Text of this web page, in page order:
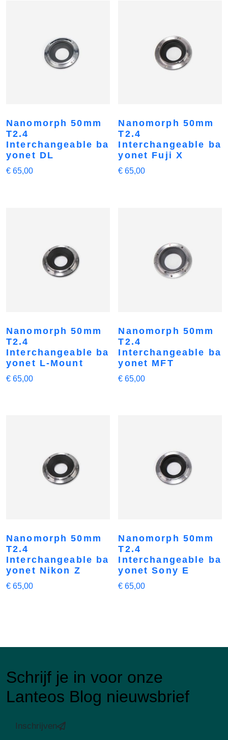
Nanomorph 50mm
T2.4
Interchangeable ba
yonet DL
€ 65,00
Nanomorph 50mm
T2.4
Interchangeable ba
yonet Fuji X
€ 65,00
Nanomorph 50mm
T2.4
Interchangeable ba
yonet L-Mount
€ 65,00
Nanomorph 50mm
T2.4
Interchangeable ba
yonet MFT
€ 65,00
Nanomorph 50mm
T2.4
Interchangeable ba
yonet Nikon Z
€ 65,00
Nanomorph 50mm
T2.4
Interchangeable ba
yonet Sony E
€ 65,00
Schrijf je in voor onze
Lanteos Blog nieuwsbrief
Inschrijven